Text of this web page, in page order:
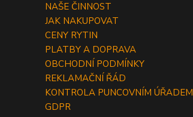
NAŠE ČINNOST
JAK NAKUPOVAT
CENY RYTIN
PLATBY A DOPRAVA
OBCHODNÍ PODMÍNKY
REKLAMAČNÍ ŘÁD
KONTROLA PUNCOVNÍM ÚŘADEM
GDPR